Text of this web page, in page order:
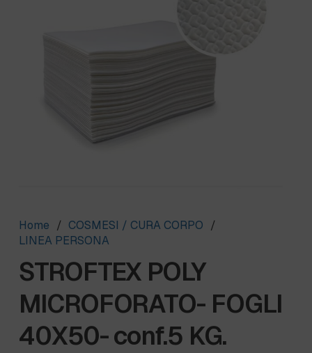
Home / COSMESI / CURA CORPO /
LINEA PERSONA
STROFTEX POLY
MICROFORATO- FOGLI
40X50- conf.5 KG.